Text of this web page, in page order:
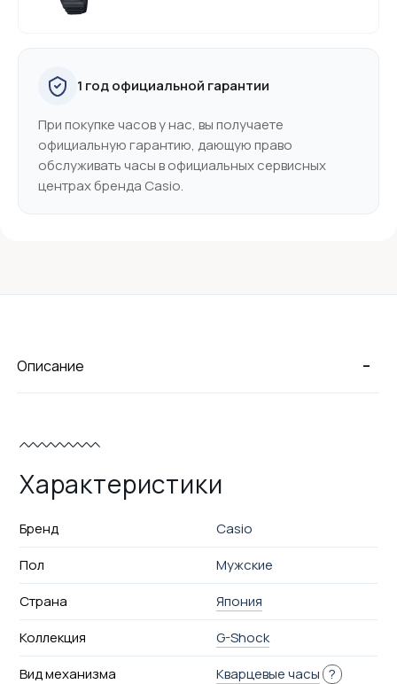
1 год официальной гарантии
При покупке часов у нас, вы получаете
официальную гарантию, дающую право
обслуживать часы в официальных сервисных
центрах бренда Casio.
-
Описание
Характеристики
Бренд
Casio
Пол
Мужские
Страна
Япония
Коллекция
G-Shock
Вид механизма
Кварцевые часы ?